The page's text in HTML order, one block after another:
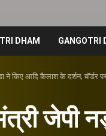
DHAM GANGOTRI
ने किए आदि कैलाश के दर्शन, बॉर्डर